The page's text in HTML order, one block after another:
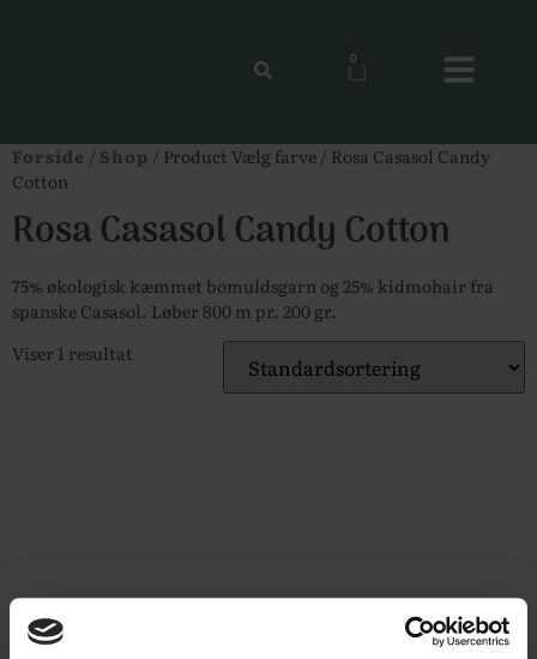
0
Forside / Shop / Product Vælg farve / Rosa Casasol Candy
Cotton
Rosa Casasol Candy Cotton
75% økologisk kæmmet bomuldsgarn og 25% kidmohair fra
spanske Casasol. Løber 800 m pr. 200 gr.
Viser 1 resultat